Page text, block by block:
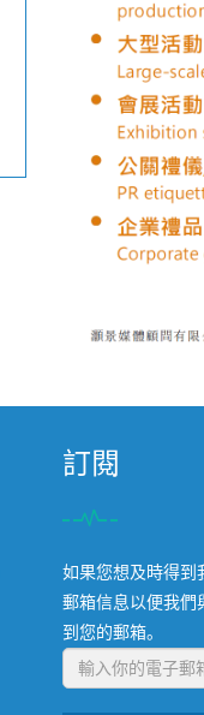
訂閱
如果您想及時得到
郵箱信息以便我們
到您的郵箱。